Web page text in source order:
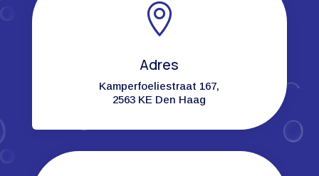

Adres
Kamperfoeliestraat 167,
2563 KE Den Haag